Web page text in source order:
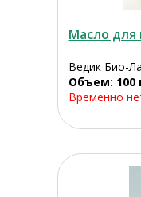
Масло для
Ведик Био-
Объем: 100
Временно